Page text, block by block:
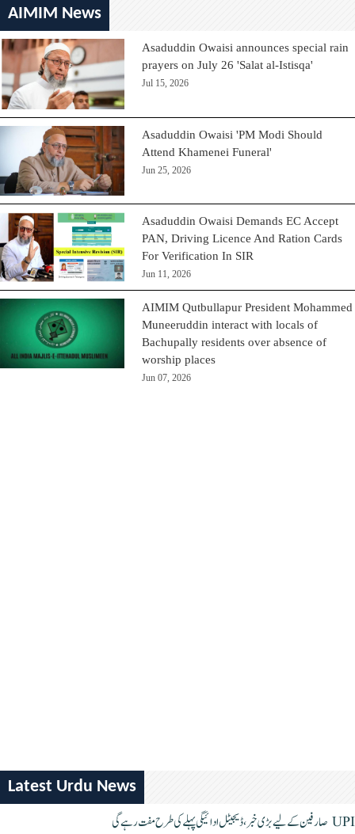
AIMIM News
Asaduddin Owaisi announces special rain
prayers on July 26 'Salat al-Istisqa'
Jul 15, 2026
Asaduddin Owaisi 'PM Modi Should
Attend Khamenei Funeral'
Jun 25, 2026
Asaduddin Owaisi Demands EC Accept
PAN, Driving Licence And Ration Cards
For Verification In SIR
Jun 11, 2026
AIMIM Qutbullapur President Mohammed
Muneeruddin interact with locals of
Bachupally residents over absence of
worship places
Jun 07, 2026
Latest Urdu News
UPI صارفین کے لیے بڑی خبر، ڈیجیٹل ادائیگی پہلے کی طرح مفت رہے گی